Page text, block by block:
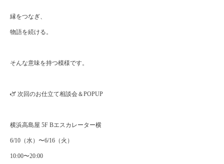
縁をつなぎ、
物語を続ける。
そんな意味を持つ模様です。
🫏 次回のお仕立て相談会＆POPUP
横浜高島屋 5F Bエスカレーター横
6/10（水）〜6/16（火）
10:00〜20:00